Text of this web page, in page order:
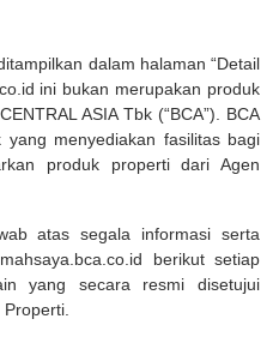
dalam halaman “Detail
ini bukan merupakan produk
ASIA Tbk (“BCA”). BCA
menyediakan fasilitas bagi
produk properti dari Agen
atas segala informasi serta
berikut setiap
yang secara resmi disetujui